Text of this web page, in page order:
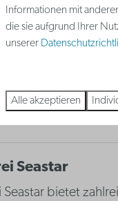
als 'De
Seastar
Seastar bietet
Informationen mit
die sie aufgrund Ihrer
unserer
Alle akzeptieren